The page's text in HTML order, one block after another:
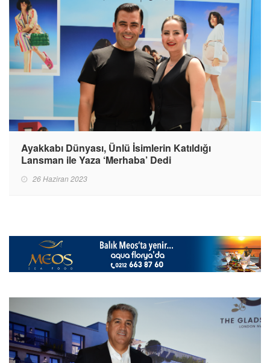
Ayakkabı Dünyası, Ünlü İsimlerin Katıldığı
Lansman ile Yaza ‘Merhaba’ Dedi
26 Haziran 2023